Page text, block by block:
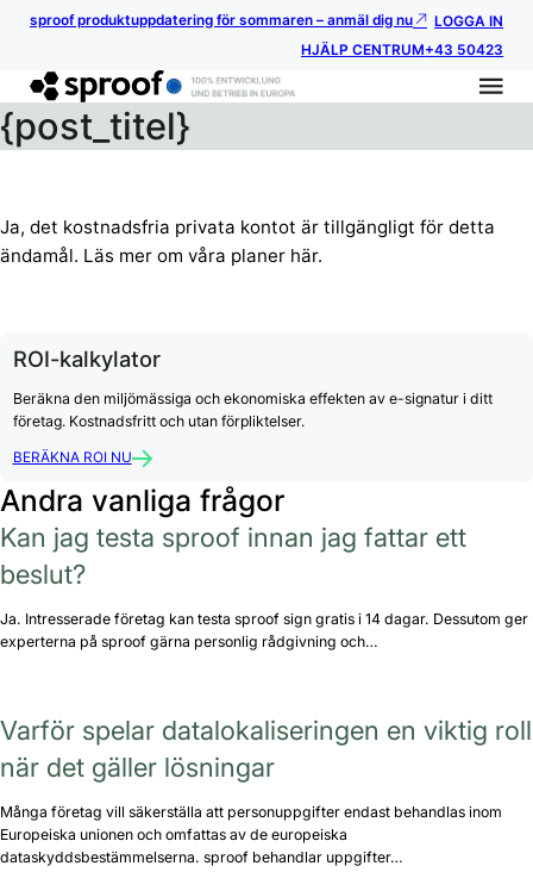
sproof produktuppdatering för sommaren – anmäl dig nu
LOGGA IN
HJÄLP CENTRUM+43 50423
{post_titel}
Ja, det kostnadsfria privata kontot är tillgängligt för detta
ändamål. Läs mer om våra planer här.
ROI-kalkylator
Beräkna den miljömässiga och ekonomiska effekten av e-signatur i ditt
företag. Kostnadsfritt och utan förpliktelser.
BERÄKNA ROI NU
Andra vanliga frågor
Kan jag testa sproof innan jag fattar ett
beslut?
Ja. Intresserade företag kan testa sproof sign gratis i 14 dagar. Dessutom ger
experterna på sproof gärna personlig rådgivning och…
Varför spelar datalokaliseringen en viktig roll
när det gäller lösningar
Många företag vill säkerställa att personuppgifter endast behandlas inom
Europeiska unionen och omfattas av de europeiska
dataskyddsbestämmelserna. sproof behandlar uppgifter…